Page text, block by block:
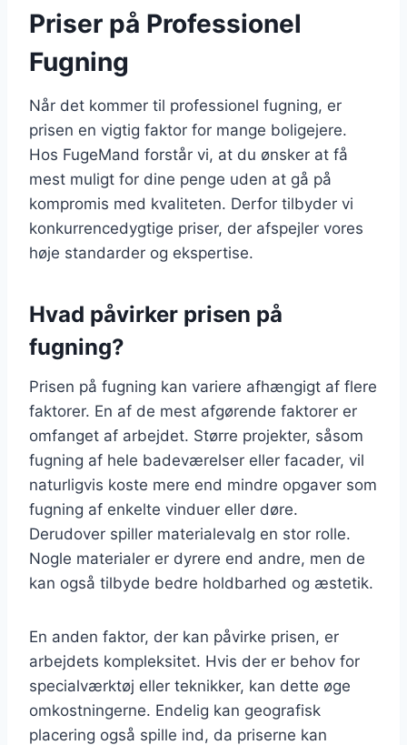
Priser på Professionel
Fugning
Når det kommer til professionel fugning, er
prisen en vigtig faktor for mange boligejere.
Hos FugeMand forstår vi, at du ønsker at få
mest muligt for dine penge uden at gå på
kompromis med kvaliteten. Derfor tilbyder vi
konkurrencedygtige priser, der afspejler vores
høje standarder og ekspertise.
Hvad påvirker prisen på
fugning?
Prisen på fugning kan variere afhængigt af flere
faktorer. En af de mest afgørende faktorer er
omfanget af arbejdet. Større projekter, såsom
fugning af hele badeværelser eller facader, vil
naturligvis koste mere end mindre opgaver som
fugning af enkelte vinduer eller døre.
Derudover spiller materialevalg en stor rolle.
Nogle materialer er dyrere end andre, men de
kan også tilbyde bedre holdbarhed og æstetik.
En anden faktor, der kan påvirke prisen, er
arbejdets kompleksitet. Hvis der er behov for
specialværktøj eller teknikker, kan dette øge
omkostningerne. Endelig kan geografisk
placering også spille ind, da priserne kan